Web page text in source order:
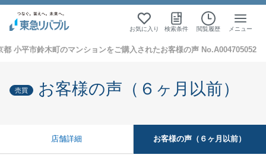
お気に入り 検索条件 閲覧履歴 メニュー
都 小平市鈴木町のマンションをご購入されたお客様の声 No.A004705052
売買 お客様の声（６ヶ月以前）
店舗詳細 お客様の声（６ヶ月以前）